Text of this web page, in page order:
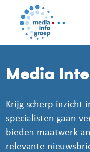
Media
Krijg scherp inzicht
specialisten gaan
bieden maatwerk
relevante